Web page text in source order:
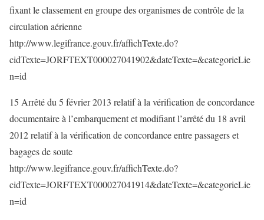
fixant le classement en groupe des organismes de contrôle de la
circulation aérienne
http://www.legifrance.gouv.fr/affichTexte.do?
cidTexte=JORFTEXT000027041902&dateTexte=&categorieLie
n=id
15 Arrêté du 5 février 2013 relatif à la vérification de concordance
documentaire à l’embarquement et modifiant l’arrêté du 18 avril
2012 relatif à la vérification de concordance entre passagers et
bagages de soute
http://www.legifrance.gouv.fr/affichTexte.do?
cidTexte=JORFTEXT000027041914&dateTexte=&categorieLie
n=id